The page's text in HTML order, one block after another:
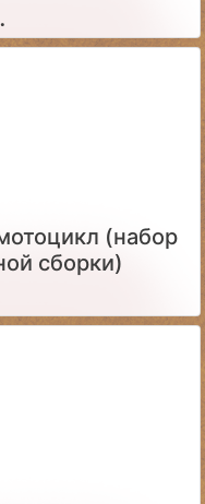
(набор
сборки)